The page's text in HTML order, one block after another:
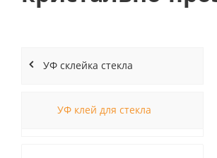
УФ склейка стекла
УФ клей для стекла